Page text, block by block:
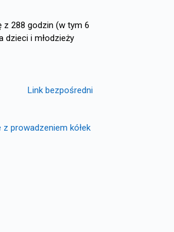
z 288 godzin (w tym 6
dzieci i młodzieży
Link bezpośredni
prowadzeniem kółek